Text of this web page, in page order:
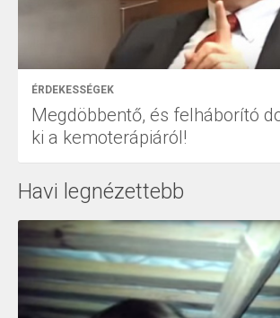
ÉRDEKESSÉGEK
Megdöbbentő, és felháborító
ki a kemoterápiáról!
Havi legnézettebb